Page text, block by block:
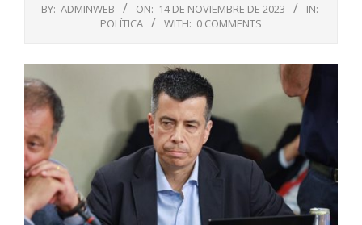
BY: ADMINWEB ON: 14 DE NOVIEMBRE DE 2023
IN:
POLÍTICA
WITH: 0 COMMENTS